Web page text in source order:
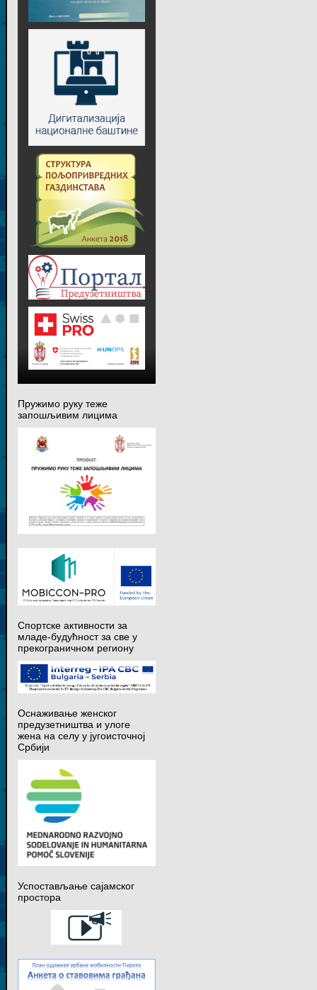
Пружимо руку теже
запошљивим лицима
Спортске активности за
младе-будућност за све у
прекограничном региону
Оснаживање женског
предузетништва и улоге
жена на селу у југоисточној
Србији
Успостављање сајамског
простора